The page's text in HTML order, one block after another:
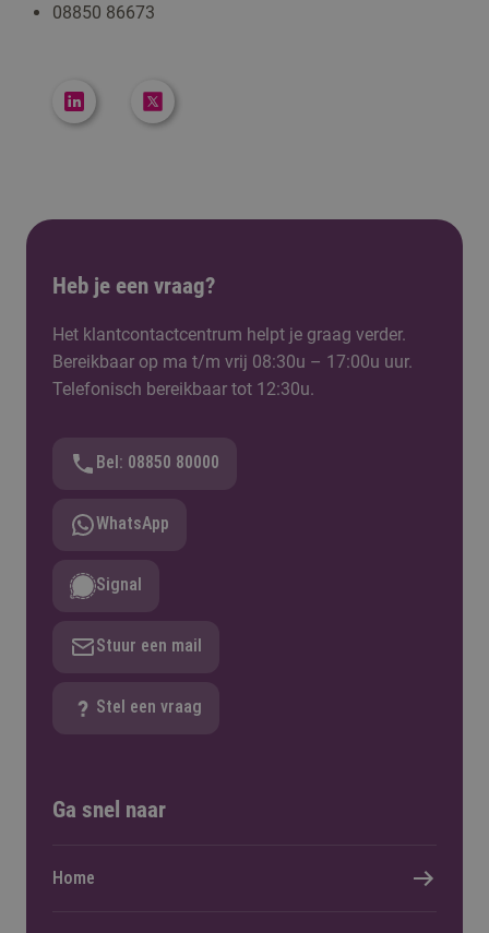
08850 86673
Heb je een vraag?
Het klantcontactcentrum helpt je graag verder.
Bereikbaar op ma t/m vrij 08:30u – 17:00u uur.
Telefonisch bereikbaar tot 12:30u.
Bel: 08850 80000
WhatsApp
Signal
Stuur een mail
Stel een vraag
Ga snel naar
Home